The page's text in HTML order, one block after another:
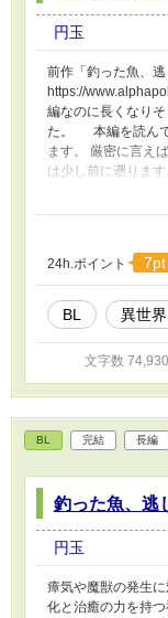
円玉
前作「釣った魚、逃
https://
編なのに長くなり
た。 本編を読んで
ます。 厳密に言え
は少し前に遡りま
楽しんでいた召喚
マクミラン。 マク
した王家が、それ
執り行うことに。
が、王家の計らい
することに。 ただ
れることもなく、
メディ寄りかなと
マクミラン目線（
線（受目線）にな
本人。そこそこ俗
に文字数２３００
ムーンライトさん
24h.ポイント 7pt
BL 異世界
文字数 74,930
BL 完結 長編
釣った魚、逃
円玉
瘴気や魔獣の発生
化と治癒の力を持